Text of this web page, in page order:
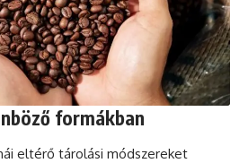
formákban
eltérő tárolási módszereket